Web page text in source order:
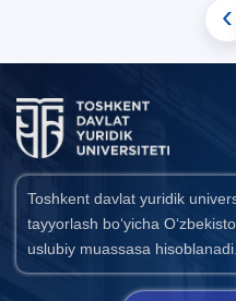
‹
Toshkent davlat yuridik
tayyorlash bo‘yicha
uslubiy muassasa hisoblanadi.